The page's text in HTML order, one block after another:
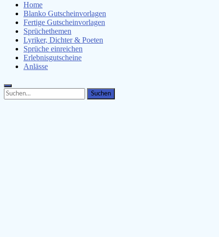
Home
Blanko Gutscheinvorlagen
Fertige Gutscheinvorlagen
Sprüchethemen
Lyriker, Dichter & Poeten
Sprüche einreichen
Erlebnisgutscheine
Anlässe
Search
for:
Search